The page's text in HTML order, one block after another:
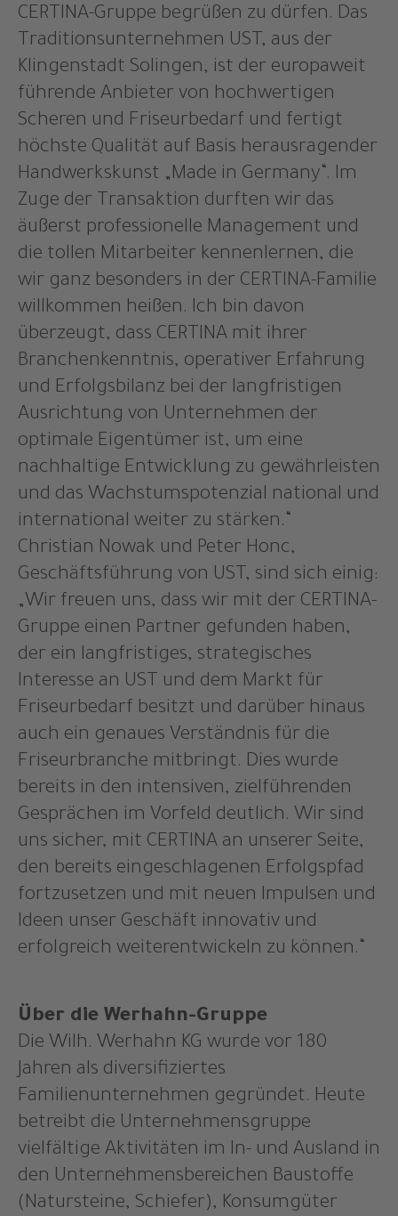
CERTINA-Gruppe begrüßen zu dürfen. Das
Traditionsunternehmen UST, aus der
Klingenstadt Solingen, ist der europaweit
führende Anbieter von hochwertigen
Scheren und Friseurbedarf und fertigt
höchste Qualität auf Basis herausragender
Handwerkskunst „Made in Germany“. Im
Zuge der Transaktion durften wir das
äußerst professionelle Management und
die tollen Mitarbeiter kennenlernen, die
wir ganz besonders in der CERTINA-Familie
willkommen heißen. Ich bin davon
überzeugt, dass CERTINA mit ihrer
Branchenkenntnis, operativer Erfahrung
und Erfolgsbilanz bei der langfristigen
Ausrichtung von Unternehmen der
optimale Eigentümer ist, um eine
nachhaltige Entwicklung zu gewährleisten
und das Wachstumspotenzial national und
international weiter zu stärken.“
Christian Nowak und Peter Honc,
Geschäftsführung von UST, sind sich einig:
„Wir freuen uns, dass wir mit der CERTINA-
Gruppe einen Partner gefunden haben,
der ein langfristiges, strategisches
Interesse an UST und dem Markt für
Friseurbedarf besitzt und darüber hinaus
auch ein genaues Verständnis für die
Friseurbranche mitbringt. Dies wurde
bereits in den intensiven, zielführenden
Gesprächen im Vorfeld deutlich. Wir sind
uns sicher, mit CERTINA an unserer Seite,
den bereits eingeschlagenen Erfolgspfad
fortzusetzen und mit neuen Impulsen und
Ideen unser Geschäft innovativ und
erfolgreich weiterentwickeln zu können.“
Über die Werhahn-Gruppe
Die Wilh. Werhahn KG wurde vor 180
Jahren als diversifiziertes
Familienunternehmen gegründet. Heute
betreibt die Unternehmensgruppe
vielfältige Aktivitäten im In- und Ausland in
den Unternehmensbereichen Baustoffe
(Natursteine, Schiefer), Konsumgüter